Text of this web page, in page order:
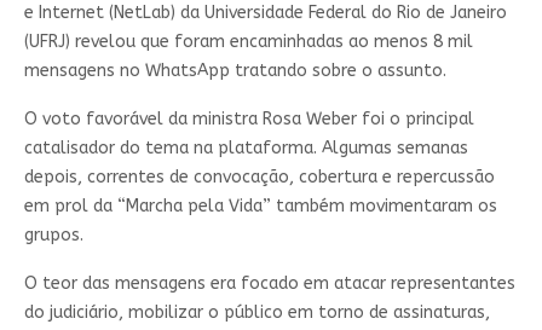
e Internet (NetLab) da Universidade Federal do Rio de Janeiro
(UFRJ) revelou que foram encaminhadas ao menos 8 mil
mensagens no WhatsApp tratando sobre o assunto.
O voto favorável da ministra Rosa Weber foi o principal
catalisador do tema na plataforma. Algumas semanas
depois, correntes de convocação, cobertura e repercussão
em prol da “Marcha pela Vida” também movimentaram os
grupos.
O teor das mensagens era focado em atacar representantes
do judiciário, mobilizar o público em torno de assinaturas,